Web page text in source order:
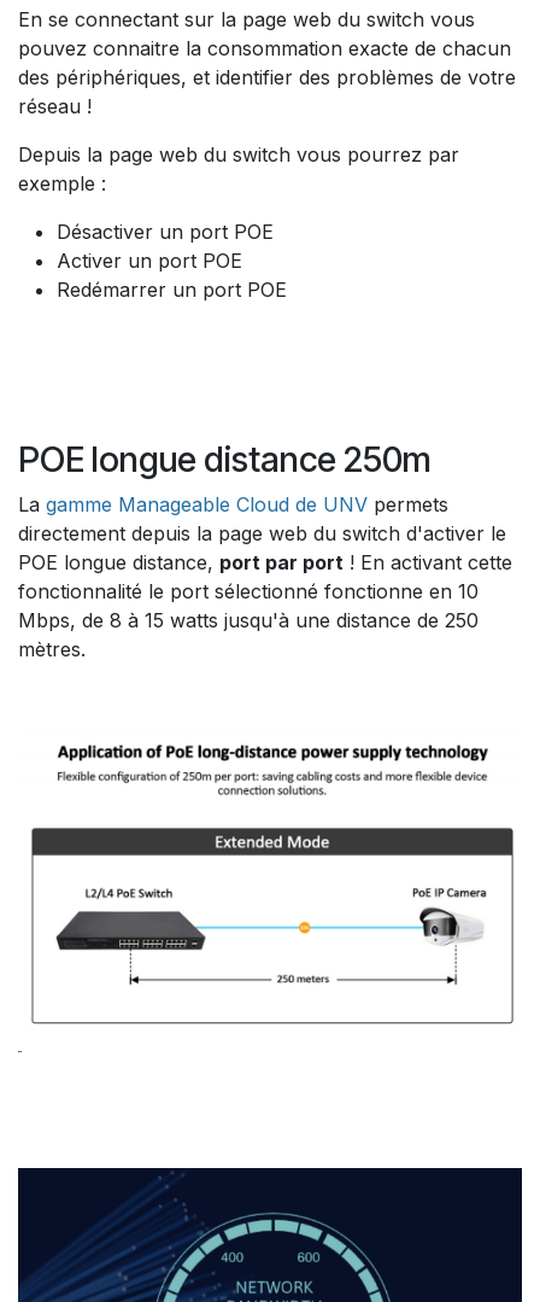
En se connectant sur la page web du switch vous
pouvez connaitre la consommation exacte de chacun
des périphériques, et identifier des problèmes de votre
réseau !
Depuis la page web du switch vous pourrez par
exemple :
Désactiver un port POE
Activer un port POE
Redémarrer un port POE
POE longue distance 250m
La gamme Manageable Cloud de UNV permets
directement depuis la page web du switch d'activer le
POE longue distance, port par port ! En activant cette
fonctionnalité le port sélectionné fonctionne en 10
Mbps, de 8 à 15 watts jusqu'à une distance de 250
mètres.